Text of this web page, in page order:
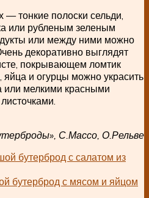
тонкие полоски сельди,
или рубленым зеленым
или между ними можно
декоративно выглядят
покрывающем ломтик
и огурцы можно украсить
или мелкими красными
С.Массо, О.Рельве
бутерброд с салатом из
бутерброд с мясом и яйцом